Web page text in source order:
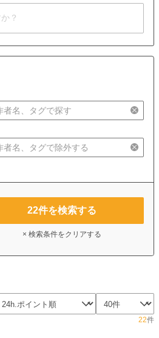
22件を検索する
× 検索条件をクリアする
22件